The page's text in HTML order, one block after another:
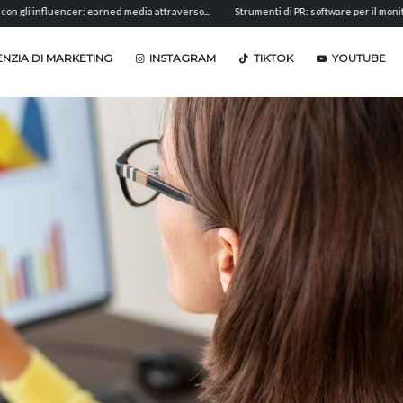
earned media attraverso... Strumenti di PR: software per il monitoraggio,...
DI MARKETING INSTAGRAM TIKTOK YOUTUBE